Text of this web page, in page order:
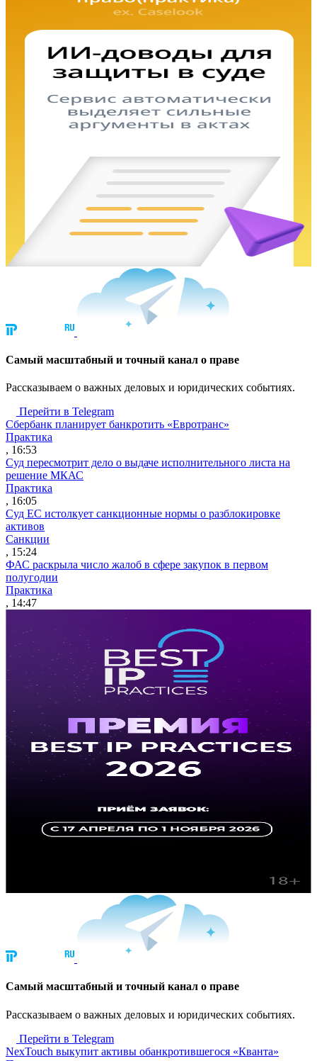
Cамый масштабный и точный канал о праве
Рассказываем о важных деловых и юридических событиях.
Перейти в Telegram
Сбербанк планирует банкротить «Евротранс»
Практика
, 16:53
Суд пересмотрит дело о выдаче исполнительного листа на
решение МКАС
Практика
, 16:05
Суд ЕС истолкует санкционные нормы о разблокировке
активов
Санкции
, 15:24
ФАС раскрыла число жалоб в сфере закупок в первом
полугодии
Практика
, 14:47
Cамый масштабный и точный канал о праве
Рассказываем о важных деловых и юридических событиях.
Перейти в Telegram
NexTouch выкупит активы обанкротившегося «Кванта»